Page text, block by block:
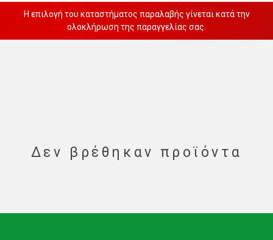
Η επιλογή του καταστήματος παραλαβής γίνεται κατά την
ολοκλήρωση της παραγγελίας σας.
Δεν βρέθηκαν προϊόντα